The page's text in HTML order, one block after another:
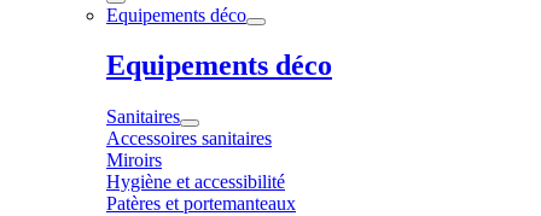
Equipements déco
Equipements déco
Sanitaires
Accessoires sanitaires
Miroirs
Hygiène et accessibilité
Patères et portemanteaux